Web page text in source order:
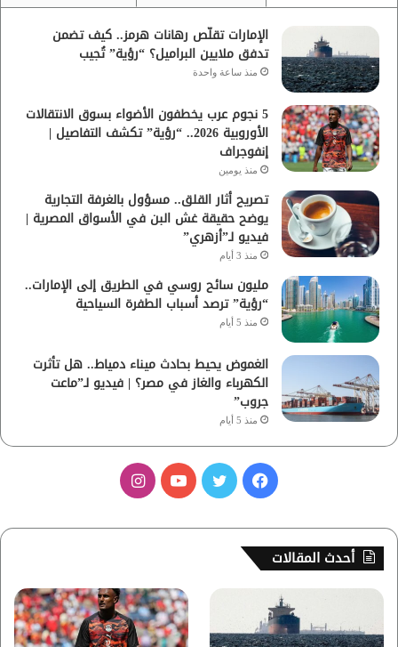
الإمارات تقلّص رهانات هرمز.. كيف تضمن
تدفق ملايين البراميل؟ “رؤية” تُجيب
منذ ساعة واحدة
5 نجوم عرب يخطفون الأضواء بسوق الانتقالات
الأوروبية 2026.. “رؤية” تكشف التفاصيل |
إنفوجراف
منذ يومين
تصريح أثار القلق.. مسؤول بالغرفة التجارية
يوضح حقيقة غش البن في الأسواق المصرية |
فيديو لـ”أزهري”
منذ 3 أيام
مليون سائح روسي في الطريق إلى الإمارات..
“رؤية” ترصد أسباب الطفرة السياحية
منذ 5 أيام
الغموض يحيط بحادث ميناء دمياط.. هل تأثرت
الكهرباء والغاز في مصر؟ | فيديو لـ”ماعت
جروب”
منذ 5 أيام
س
ب
ي
و
ت
ق
أحدث المقالات